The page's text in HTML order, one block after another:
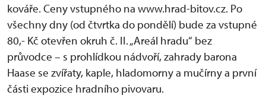
kováře. Ceny vstupného na www.hrad-bitov.cz. Po
všechny dny (od čtvrtka do pondělí) bude za vstupné
80,- Kč otevřen okruh č. II. „Areál hradu“ bez
průvodce – s prohlídkou nádvoří, zahrady barona
Haase se zvířaty, kaple, hladomorny a mučírny a první
části expozice hradního pivovaru.